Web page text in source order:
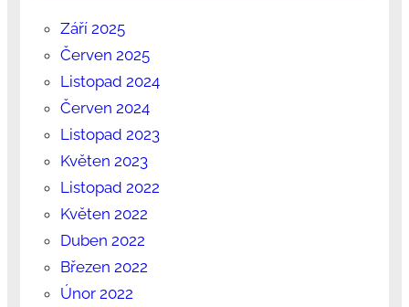
Září 2025
Červen 2025
Listopad 2024
Červen 2024
Listopad 2023
Květen 2023
Listopad 2022
Květen 2022
Duben 2022
Březen 2022
Únor 2022